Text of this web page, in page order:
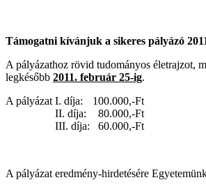
Támogatni kívánjuk a sikeres pályázó
A pályázathoz rövid tudományos életrajzot,
legkésőbb 2011. február 25-ig.
A pályázat I. díja:
II. díja:
III. díja:
100.000,-Ft
80.000,-Ft
60.000,-Ft
A pályázat eredmény-hirdetésére